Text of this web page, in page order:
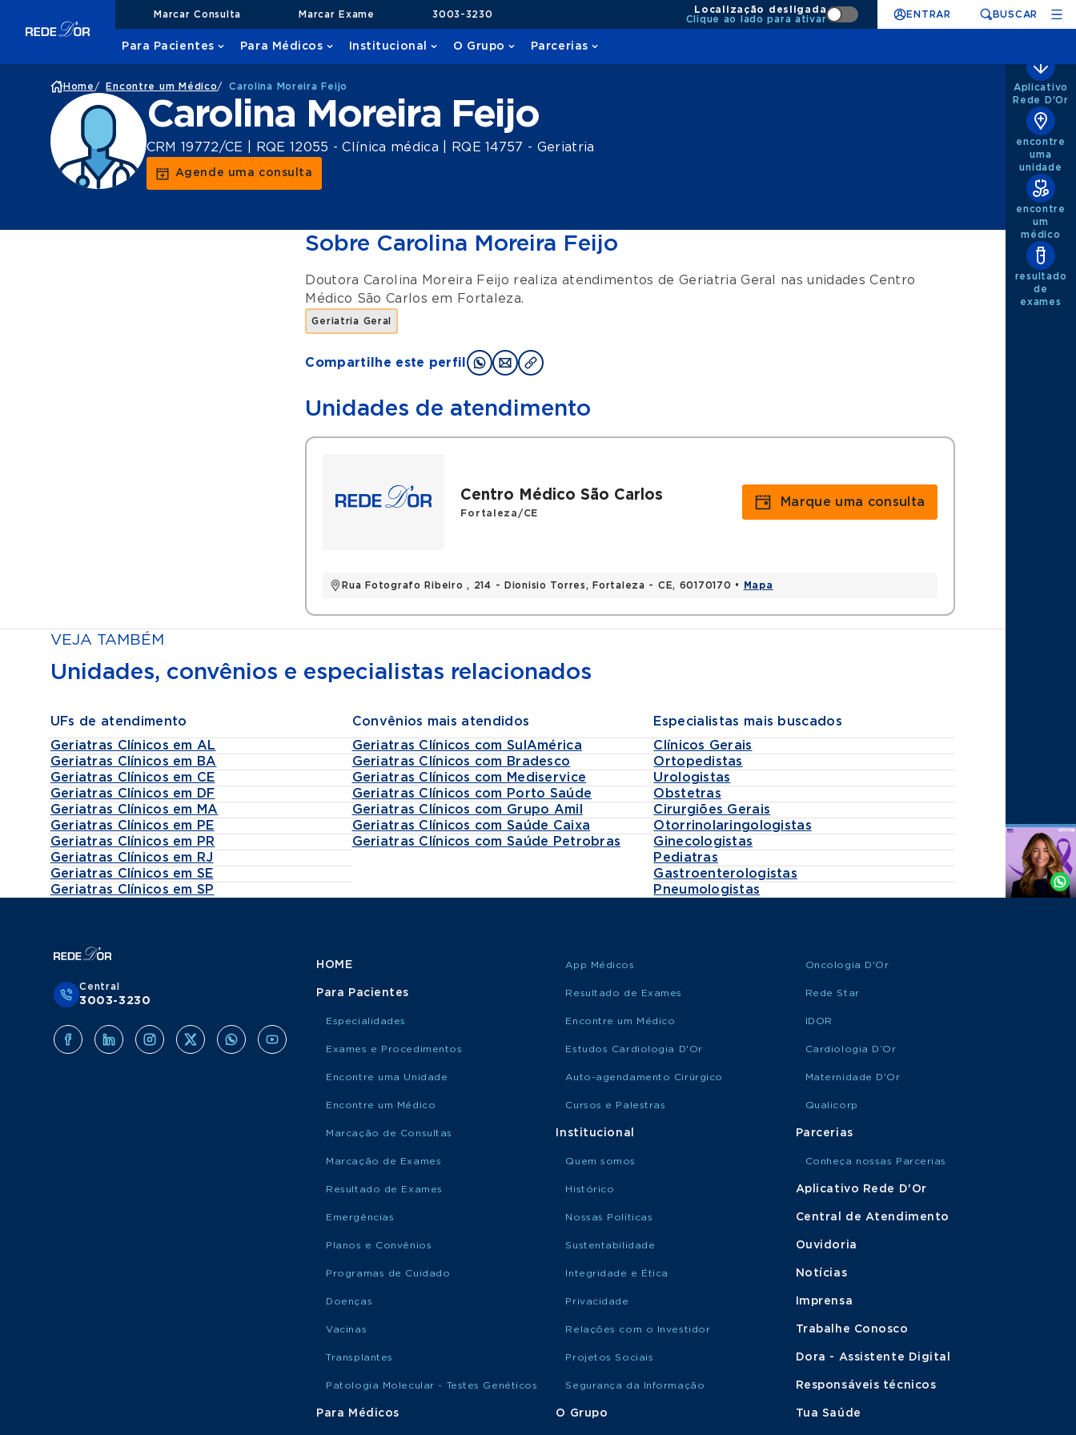
Marcar Consulta Marcar Exame 3003-3230
Localização desligada
Clique ao lado para ativar
ENTRAR BUSCAR
Para Pacientes Para Médicos Institucional O Grupo Parcerias
Home / Encontre um Médico/ Carolina Moreira Feijo
Carolina Moreira Feijo
CRM 19772/CE | RQE 12055 - Clínica médica | RQE 14757 - Geriatria
Agende uma consulta
Sobre Carolina Moreira Feijo
Doutora Carolina Moreira Feijo realiza atendimentos de Geriatria Geral nas unidadesCentro
Médico São Carlos em Fortaleza.
Geriatria Geral
Compartilhe este perfil
Unidades de atendimento
Centro Médico São Carlos
Fortaleza/CE
Rua Fotografo Ribeiro , 214 - Dionisio Torres, Fortaleza - CE, 60170170 • Mapa
Marque uma consulta
VEJA TAMBÉM
Unidades, convênios e especialistas relacionados
UFs de atendimento
Geriatras Clínicos em AL
Geriatras Clínicos em BA
Geriatras Clínicos em CE
Geriatras Clínicos em DF
Geriatras Clínicos em MA
Geriatras Clínicos em PE
Geriatras Clínicos em PR
Geriatras Clínicos em RJ
Geriatras Clínicos em SE
Geriatras Clínicos em SP
Convênios mais atendidos
Geriatras Clínicos com SulAmérica
Geriatras Clínicos com Bradesco
Geriatras Clínicos com Mediservice
Geriatras Clínicos com Porto Saúde
Geriatras Clínicos com Grupo Amil
Geriatras Clínicos com Saúde Caixa
Geriatras Clínicos com Saúde Petrobras
Especialistas mais buscados
Clínicos Gerais
Ortopedistas
Urologistas
Obstetras
Cirurgiões Gerais
Otorrinolaringologistas
Ginecologistas
Pediatras
Gastroenterologistas
Pneumologistas
Aplicativo
Rede D'Or
encontre
uma
unidade
encontre
um
médico
resultado
de
exames
Agende
Whatsapp
Central
3003-3230
HOME
Para Pacientes
Especialidades
Exames e Procedimentos
Encontre uma Unidade
Encontre um Médico
Marcação de Consultas
Marcação de Exames
Resultado de Exames
Emergências
Planos e Convênios
Programas de Cuidado
Doenças
Vacinas
Transplantes
Patologia Molecular - Testes Genéticos
Para Médicos
App Médicos
Resultado de Exames
Encontre um Médico
Estudos Cardiologia D'Or
Auto-agendamento Cirúrgico
Cursos e Palestras
Institucional
Quem somos
Histórico
Nossas Políticas
Sustentabilidade
Integridade e Ética
Privacidade
Relações com o Investidor
Projetos Sociais
Segurança da Informação
O Grupo
Oncologia D'Or
Rede Star
IDOR
Cardiologia D’Or
Maternidade D'Or
Qualicorp
Parcerias
Conheça nossas Parcerias
Aplicativo Rede D'Or
Central de Atendimento
Ouvidoria
Notícias
Imprensa
Trabalhe Conosco
Dora - Assistente Digital
Responsáveis técnicos
Tua Saúde